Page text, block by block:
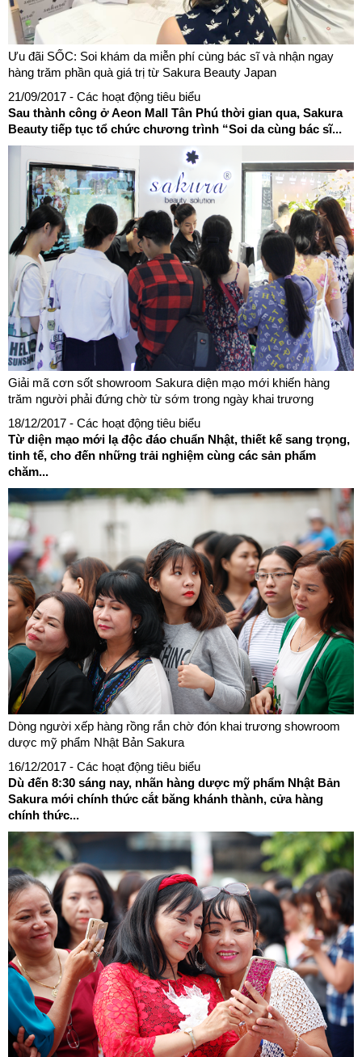
Ưu đãi SỐC: Soi khám da miễn phí cùng bác sĩ và nhận ngay
hàng trăm phần quà giá trị từ Sakura Beauty Japan
21/09/2017 - Các hoạt động tiêu biểu
Sau thành công ở Aeon Mall Tân Phú thời gian qua, Sakura
Beauty tiếp tục tổ chức chương trình “Soi da cùng bác sĩ...
Giải mã cơn sốt showroom Sakura diện mạo mới khiến hàng
trăm người phải đứng chờ từ sớm trong ngày khai trương
18/12/2017 - Các hoạt động tiêu biểu
Từ diện mạo mới lạ độc đáo chuẩn Nhật, thiết kế sang trọng,
tinh tế, cho đến những trải nghiệm cùng các sản phẩm
chăm...
Dòng người xếp hàng rồng rắn chờ đón khai trương showroom
dược mỹ phẩm Nhật Bản Sakura
16/12/2017 - Các hoạt động tiêu biểu
Dù đến 8:30 sáng nay, nhãn hàng dược mỹ phẩm Nhật Bản
Sakura mới chính thức cắt băng khánh thành, cửa hàng
chính thức...